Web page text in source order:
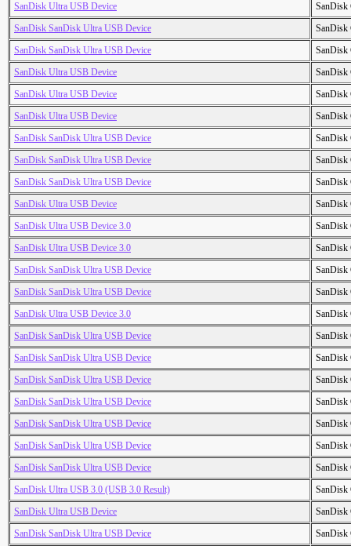
SanDisk Ultra USB Device
SanDisk
SanDisk SanDisk Ultra USB Device
SanDisk
SanDisk SanDisk Ultra USB Device
SanDisk
SanDisk Ultra USB Device
SanDisk
SanDisk Ultra USB Device
SanDisk
SanDisk Ultra USB Device
SanDisk
SanDisk SanDisk Ultra USB Device
SanDisk
SanDisk SanDisk Ultra USB Device
SanDisk
SanDisk SanDisk Ultra USB Device
SanDisk
SanDisk Ultra USB Device
SanDisk
SanDisk Ultra USB Device 3.0
SanDisk
SanDisk Ultra USB Device 3.0
SanDisk
SanDisk SanDisk Ultra USB Device
SanDisk
SanDisk SanDisk Ultra USB Device
SanDisk
SanDisk Ultra USB Device 3.0
SanDisk
SanDisk SanDisk Ultra USB Device
SanDisk
SanDisk SanDisk Ultra USB Device
SanDisk
SanDisk SanDisk Ultra USB Device
SanDisk
SanDisk SanDisk Ultra USB Device
SanDisk
SanDisk SanDisk Ultra USB Device
SanDisk
SanDisk SanDisk Ultra USB Device
SanDisk
SanDisk SanDisk Ultra USB Device
SanDisk
SanDisk Ultra USB 3.0 (USB 3.0 Result)
SanDisk
SanDisk Ultra USB Device
SanDisk
SanDisk SanDisk Ultra USB Device
SanDisk